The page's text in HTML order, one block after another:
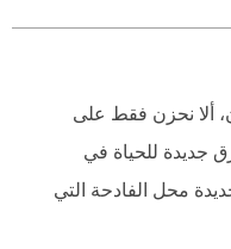
ألا نحزن فقط على
جديدة للحياة في
محل الفادحة التي